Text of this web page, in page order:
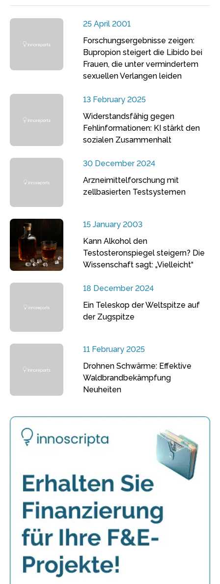
25 April 2001
Forschungsergebnisse zeigen:
Bupropion steigert die Libido bei
Frauen, die unter vermindertem
sexuellen Verlangen leiden
13 February 2025
Widerstandsfähig gegen
Fehlinformationen: KI stärkt den
sozialen Zusammenhalt
30 December 2024
Arzneimittelforschung mit
zellbasierten Testsystemen
15 January 2003
Kann Alkohol den
Testosteronspiegel steigern? Die
Wissenschaft sagt: „Vielleicht“
18 December 2024
Ein Teleskop der Weltspitze auf
der Zugspitze
11 February 2025
Drohnen Schwärme: Effektive
Waldbrandbekämpfung
Neuheiten